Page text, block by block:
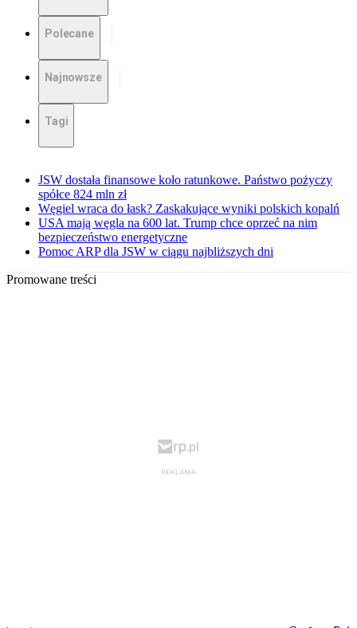
Polecane
Najnowsze
Tagi
JSW dostała finansowe koło ratunkowe. Państwo pożyczy
spółce 824 mln zł
Węgiel wraca do łask? Zaskakujące wyniki polskich kopalń
USA mają węgla na 600 lat. Trump chce oprzeć na nim
bezpieczeństwo energetyczne
Pomoc ARP dla JSW w ciągu najbliższych dni
Promowane treści